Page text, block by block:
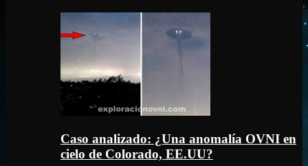
Caso analizado: ¿Una anomalía OVNI en
cielo de Colorado, EE.UU?